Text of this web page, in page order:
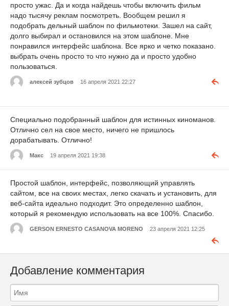
просто ужас. Да и когда найдешь чтобы включить фильм
надо тысячу реклам посмотреть. Вообщем решил я
подобрать дельный шаблон по фильмотеки. Зашел на сайт,
долго выбирал и остановился на этом шаблоне. Мне
понравился интерфейс шаблона. Все ярко и четко показано.
выбрать очень просто то что нужно да и просто удобно
пользоваться.
алексей зубцов 16 апреля 2021 22:27
Специально подобранный шаблон для истинных киноманов.
Отлично сел на свое место, ничего не пришлось
дорабатывать. Отлично!
Макс 19 апреля 2021 19:38
Простой шаблон, интерфейс, позволяющий управлять
сайтом, все на своих местах, легко скачать и установить, для
веб-сайта идеально подходит. Это определенно шаблон,
который я рекомендую использовать на все 100%. Спасибо.
GERSON ERNESTO CASANOVA MORENO 23 апреля 2021 12:25
Добавление комментария